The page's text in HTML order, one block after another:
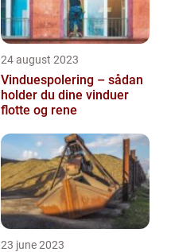
24 august 2023
Vinduespolering – sådan
holder du dine vinduer
flotte og rene
23 june 2023